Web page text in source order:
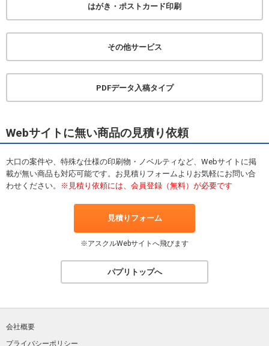
はがき・ポストカード印刷
その他サービス
PDFデータ入稿タイプ
Webサイトに無い商品の見積り依頼
大口の案件や、特殊な仕様の印刷物・ノベルティなど、Webサイトに掲
載が無い商品も対応可能です。お見積りフォームよりお気軽にお問い合
わせください。
※見積り依頼には、会員登録（無料）が必要です
見積りフォーム
※アスクルWebサイトへ飛びます
パプリトップへ
会社概要
プライバシーポリシー